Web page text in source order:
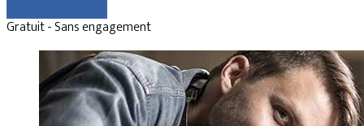
Gratuit - Sans engagement